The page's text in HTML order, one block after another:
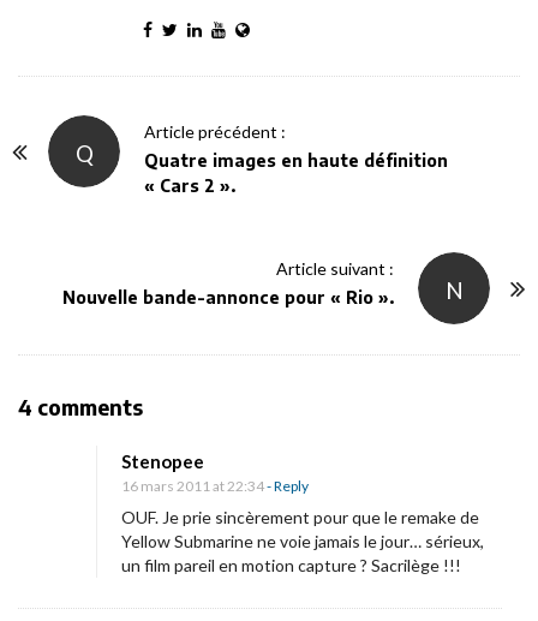
Q
Article précédent :
Quatre images en haute définition
« Cars 2 ».
N
Article suivant :
Nouvelle bande-annonce pour « Rio ».
4 commentsO
«
Y
e
Stenopee
16 mars 2011 at 22:34- Reply
OUF. Je prie sincèrement pour que le remake de
Yellow Submarine ne voie jamais le jour… sérieux,
un film pareil en motion capture ? Sacrilège !!!